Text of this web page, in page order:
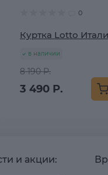
0
Куртка Lotto
в наличии
8 190 Р.
3 490 Р.
и акции: